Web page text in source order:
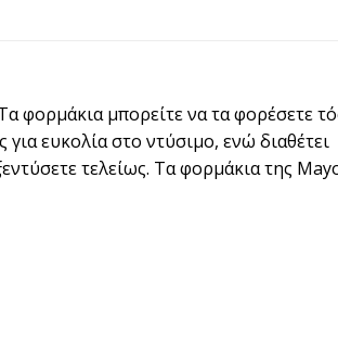
φορμάκια μπορείτε να τα φορέσετε
ευκολία στο ντύσιμο, ενώ διαθέτει
τελείως. Τα φορμάκια της